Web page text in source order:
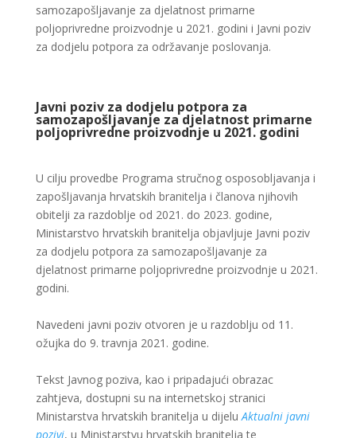
samozapošljavanje za djelatnost primarne
poljoprivredne proizvodnje u 2021. godini i Javni poziv
za dodjelu potpora za održavanje poslovanja.
Javni poziv za dodjelu potpora za
samozapošljavanje za djelatnost primarne
poljoprivredne proizvodnje u 2021. godini
U cilju provedbe Programa stručnog osposobljavanja i
zapošljavanja hrvatskih branitelja i članova njihovih
obitelji za razdoblje od 2021. do 2023. godine,
Ministarstvo hrvatskih branitelja objavljuje Javni poziv
za dodjelu potpora za samozapošljavanje za
djelatnost primarne poljoprivredne proizvodnje u 2021.
godini.
Navedeni javni poziv otvoren je u razdoblju od 11.
ožujka do 9. travnja 2021. godine.
Tekst Javnog poziva, kao i pripadajući obrazac
zahtjeva, dostupni su na internetskoj stranici
Ministarstva hrvatskih branitelja u dijeluAktualni javni
pozivi, u Ministarstvu hrvatskih branitelja te